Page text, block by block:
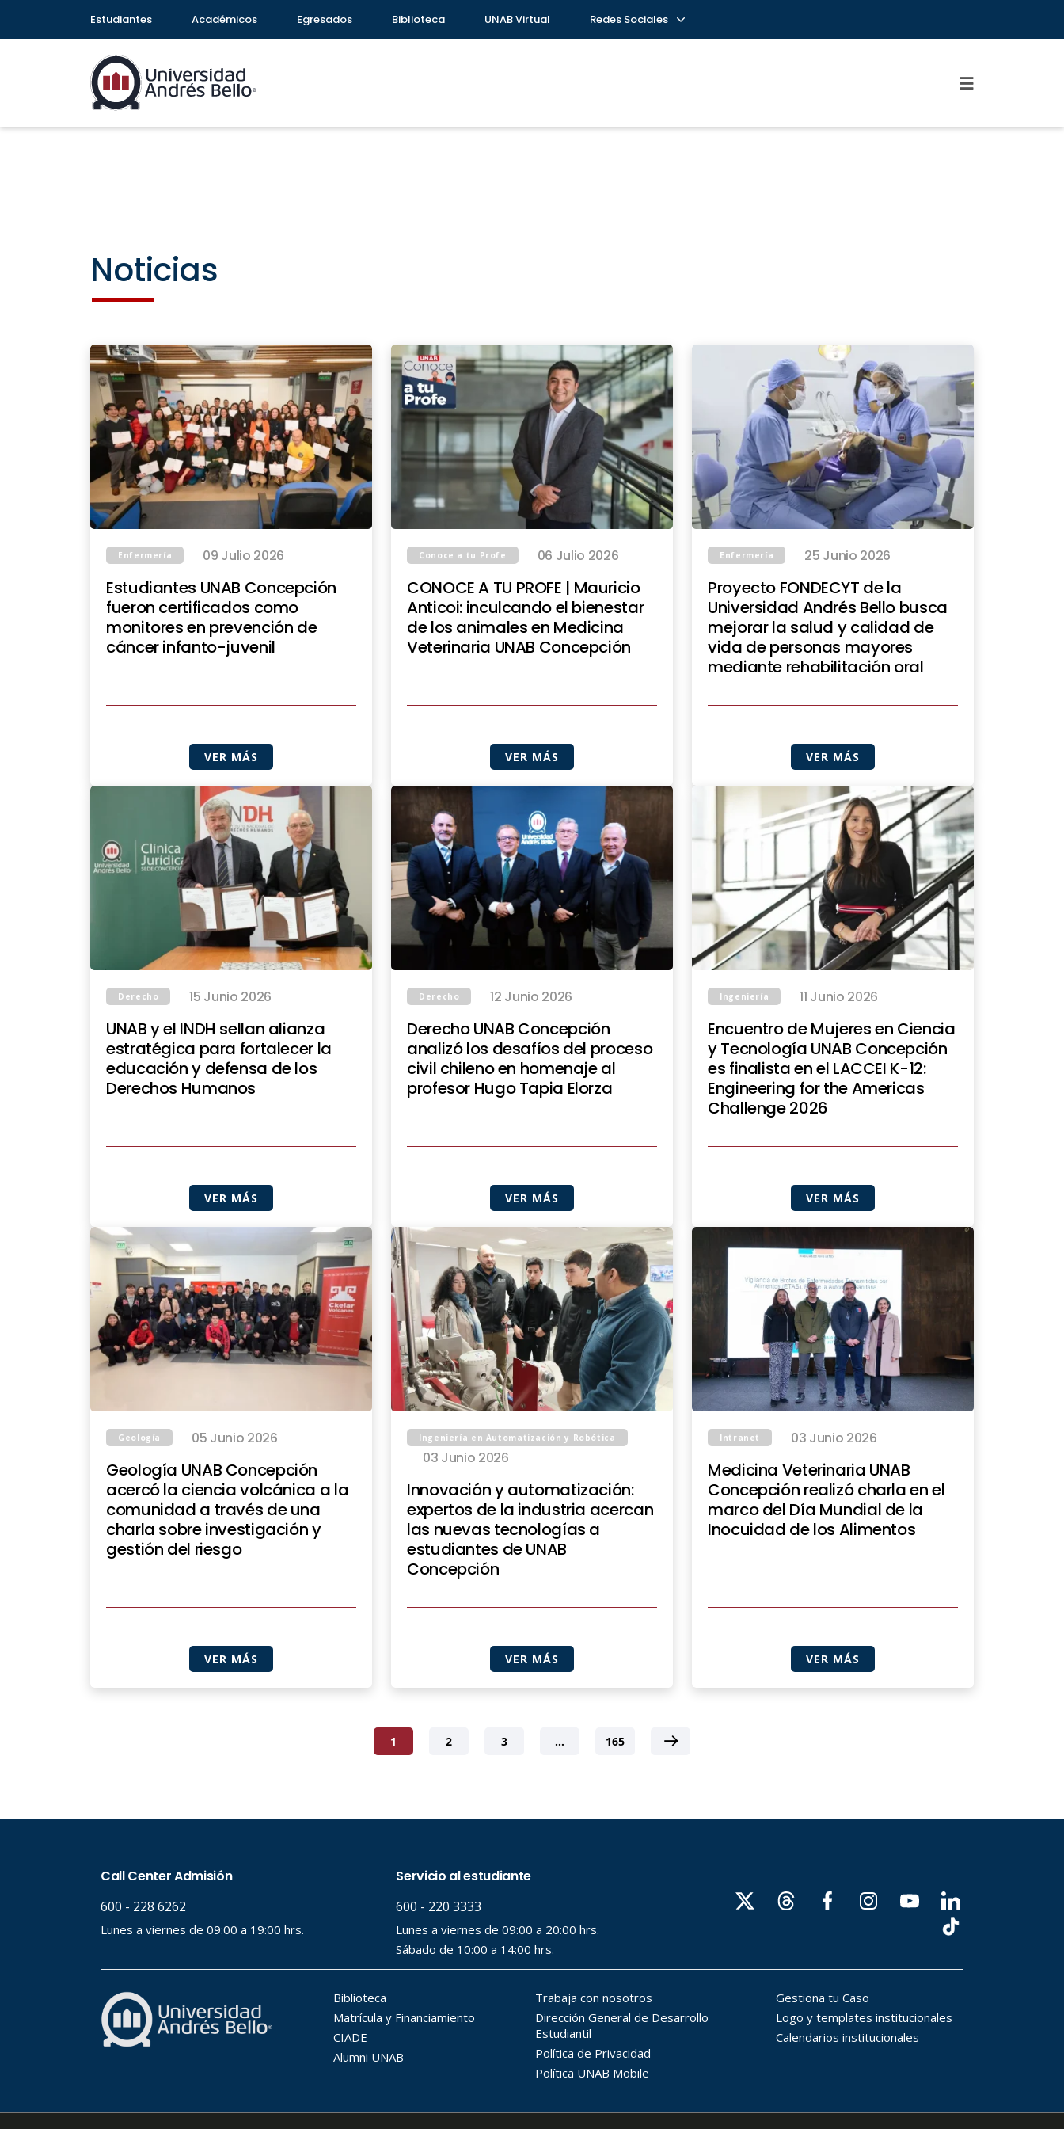
Estudiantes Académicos Egresados Biblioteca UNAB Virtual Redes Sociales
Noticias
Enfermería 09 Julio 2026
Estudiantes UNAB Concepción
fueron certificados como
monitores en prevención de
cáncer infanto-juvenil
VER MÁS
Conoce a tu Profe 06 Julio 2026
CONOCE A TU PROFE | Mauricio
Anticoi: inculcando el bienestar
de los animales en Medicina
Veterinaria UNAB Concepción
VER MÁS
Enfermería 25 Junio 2026
Proyecto FONDECYT de la
Universidad Andrés Bello busca
mejorar la salud y calidad de
vida de personas mayores
mediante rehabilitación oral
VER MÁS
Derecho 15 Junio 2026
UNAB y el INDH sellan alianza
estratégica para fortalecer la
educación y defensa de los
Derechos Humanos
VER MÁS
Derecho 12 Junio 2026
Derecho UNAB Concepción
analizó los desafíos del proceso
civil chileno en homenaje al
profesor Hugo Tapia Elorza
VER MÁS
Ingeniería 11 Junio 2026
Encuentro de Mujeres en Ciencia
y Tecnología UNAB Concepción
es finalista en el LACCEI K-12:
Engineering for the Americas
Challenge 2026
VER MÁS
Geología 05 Junio 2026
Geología UNAB Concepción
acercó la ciencia volcánica a la
comunidad a través de una
charla sobre investigación y
gestión del riesgo
VER MÁS
Ingeniería en Automatización y Robótica
03 Junio 2026
Innovación y automatización:
expertos de la industria acercan
las nuevas tecnologías a
estudiantes de UNAB
Concepción
VER MÁS
Intranet 03 Junio 2026
Medicina Veterinaria UNAB
Concepción realizó charla en el
marco del Día Mundial de la
Inocuidad de los Alimentos
VER MÁS
1 2 3 … 165